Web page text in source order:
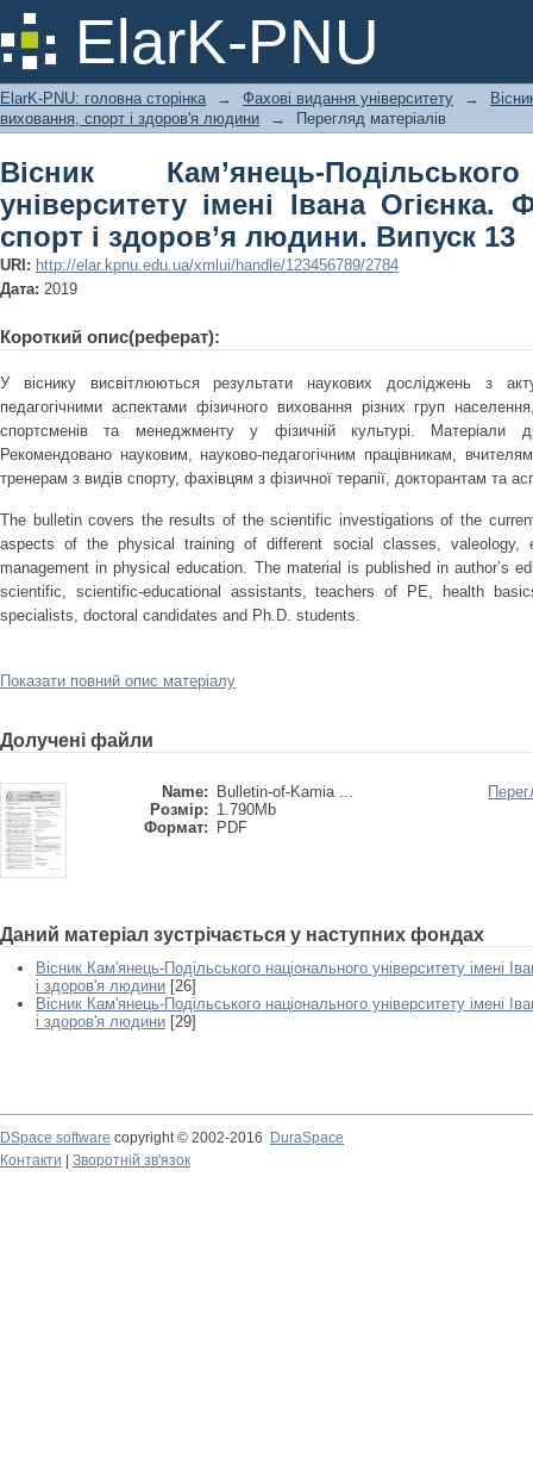
ElarK-PNU
Вісник Кам’янець-Подільського
Огієнка. Фізичне виховання, спорт
ElarK-PNU: головна сторінка → Фахові видання університету →
виховання, спорт і здоров'я людини
→ Перегляд матеріалів
Вісник Кам’янець-
університету імені Івана Огієнка.
спорт і здоров’я людини. Випуск 13
URI: http://elar.kpnu.edu.ua/xmlui/handle/123456789/2784
Дата: 2019
Короткий опис(реферат):
У віснику висвітлюються результати наукових досліджень з
педагогічними аспектами фізичного виховання різних груп населення,
спортсменів та менеджменту у фізичній культурі. Матеріали
Рекомендовано науковим, науково-педагогічним працівникам,
тренерам з видів спорту, фахівцям з фізичної терапії, докторантам та
The bulletin covers the results of the scientific investigations of the
aspects of the physical training of different social classes, valeology,
management in physical education. The material is published in author’s
scientific, scientific-educational assistants, teachers of PE, health
specialists, doctoral candidates and Ph.D. students.
Показати повний опис матеріалу
Долучені файли
Name:
Βulletin-of-Kamia ...
Розмір: 1.790Mb
Формат:
PDF
Даний матеріал зустрічається у наступних фондах
Вісник Кам'янець-Подільського національного університету імені
і здоров'я людини [26]
Вісник Кам'янець-Подільського національного університету імені
і здоров'я людини [29]
DSpace software copyright © 2002-2016
DuraSpace
Контакти
Зворотній зв'язок